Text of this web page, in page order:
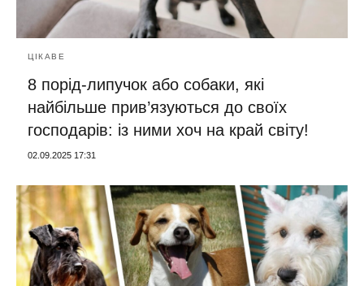
ЦІКАВЕ
8 порід-липучок або собаки, які
найбільше прив’язуються до своїх
господарів: із ними хоч на край світу!
02.09.2025 17:31